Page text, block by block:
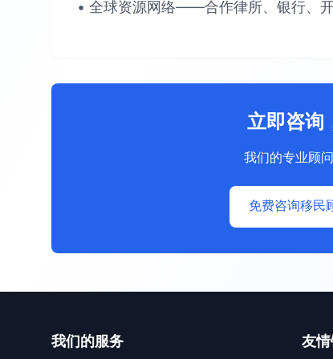
• 全球资源网络​​——合作律所、银行、开
立即咨询
我们的专业顾
免费咨询移民
我们的服务 友